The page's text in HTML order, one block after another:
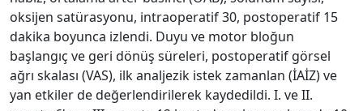
oksijen satürasyonu, intraoperatif 30, postoperatif 15
dakika boyunca izlendi. Duyu ve motor bloğun
başlangıç ve geri dönüş süreleri, postoperatif görsel
ağrı skalası (VAS), ilk analjezik istek zamanlan (İAİZ) ve
yan etkiler de değerlendirilerek kaydedildi. I. ve II.